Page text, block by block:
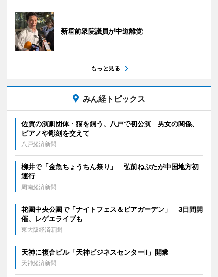
新垣前衆院議員が中道離党
もっと見る
みん経トピックス
佐賀の演劇団体・猫を飼う、八戸で初公演 男女の関係、
ピアノや彫刻を交えて
八戸経済新聞
柳井で「金魚ちょうちん祭り」 弘前ねぷたが中国地方初
運行
周南経済新聞
花園中央公園で「ナイトフェス＆ビアガーデン」 3日間開
催、レゲエライブも
東大阪経済新聞
天神に複合ビル「天神ビジネスセンターII」開業
天神経済新聞